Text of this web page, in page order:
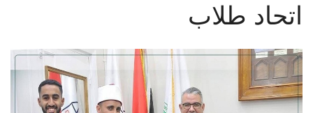
الأنظمة الذكية
اتحاد طلاب